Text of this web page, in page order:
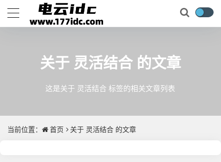
关于 灵活结合 的文章
这是关于 灵活结合 标签的相关文章列表
当前位置： 首页 关于 灵活结合 的文章